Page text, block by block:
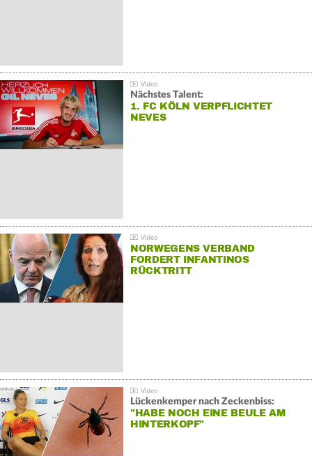
Nächstes Talent:
1. FC KÖLN VERPFLICHTET
NEVES
NORWEGENS VERBAND
FORDERT INFANTINOS
RÜCKTRITT
Lückenkemper nach Zeckenbiss:
"HABE NOCH EINE BEULE AM
HINTERKOPF"